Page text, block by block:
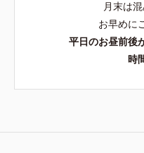
月末は
お早めに
平日のお昼前後
時